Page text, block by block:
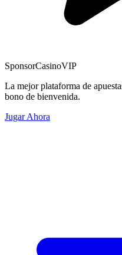
SponsorCasinoVIP
La mejor plataforma de
bono de bienvenida.
Jugar Ahora